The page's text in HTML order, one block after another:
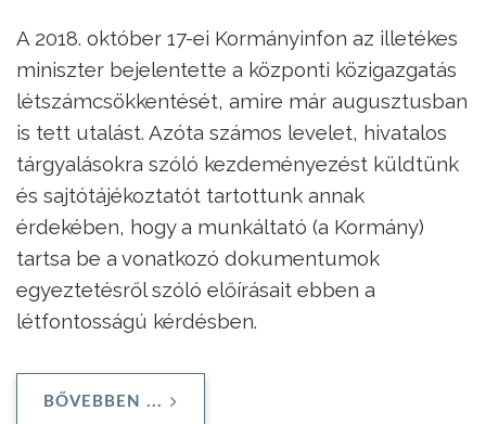
A 2018. október 17-ei Kormányinfon az illetékes
miniszter bejelentette a központi közigazgatás
létszámcsökkentését, amire már augusztusban
is tett utalást. Azóta számos levelet, hivatalos
tárgyalásokra szóló kezdeményezést küldtünk
és sajtótájékoztatót tartottunk annak
érdekében, hogy a munkáltató (a Kormány)
tartsa be a vonatkozó dokumentumok
egyeztetésről szóló előírásait ebben a
létfontosságú kérdésben.
BŐVEBBEN ...